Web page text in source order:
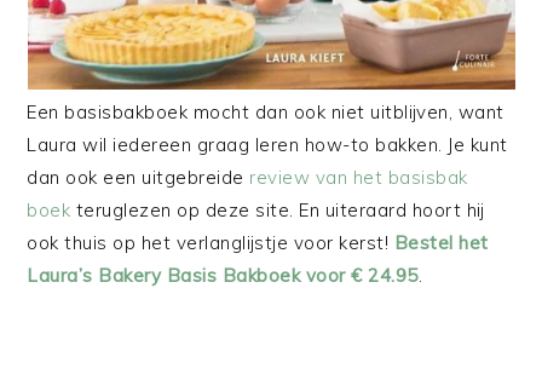
Een basisbakboek mocht dan ook niet uitblijven, want
Laura wil iedereen graag leren how-to bakken. Je kunt
dan ook een uitgebreide review van het basisbak
boek teruglezen op deze site. En uiteraard hoort hij
ook thuis op het verlanglijstje voor kerst! Bestel het
Laura’s Bakery Basis Bakboek voor € 24.95.